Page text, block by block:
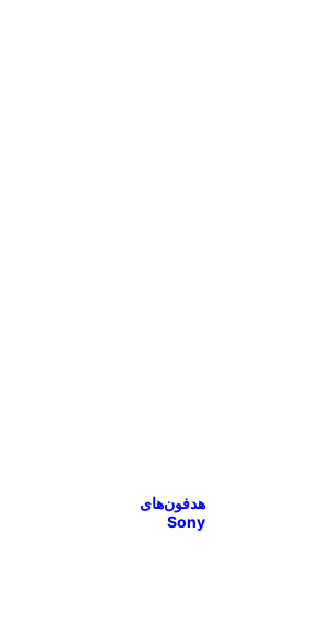
هدفون‌های
Sony